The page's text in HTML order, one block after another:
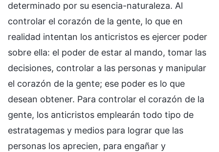
determinado por su esencia-naturaleza. Al
controlar el corazón de la gente, lo que en
realidad intentan los anticristos es ejercer poder
sobre ella: el poder de estar al mando, tomar las
decisiones, controlar a las personas y manipular
el corazón de la gente; ese poder es lo que
desean obtener. Para controlar el corazón de la
gente, los anticristos emplearán todo tipo de
estratagemas y medios para lograr que las
personas los aprecien, para engañar y